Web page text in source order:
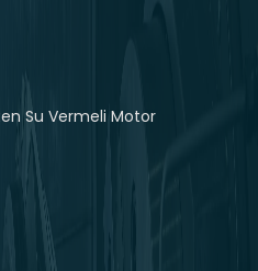
Su Vermeli Motor